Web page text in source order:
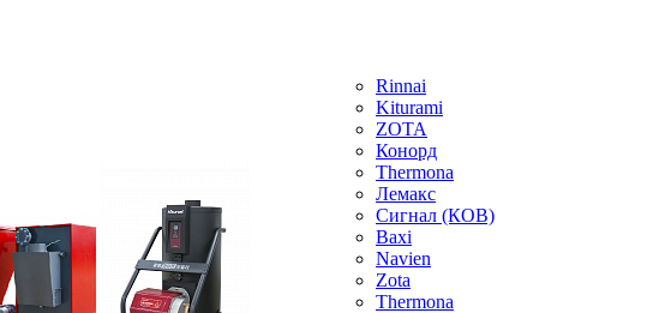
Rinnai
Kiturami
ZOTA
Конорд
Thermona
Лемакс
Сигнал (КОВ)
Baxi
Navien
Zota
Thermona